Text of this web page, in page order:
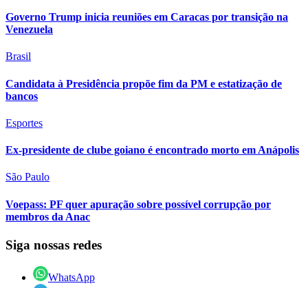
Governo Trump inicia reuniões em Caracas por transição na
Venezuela
Brasil
Candidata à Presidência propõe fim da PM e estatização de
bancos
Esportes
Ex-presidente de clube goiano é encontrado morto em Anápolis
São Paulo
Voepass: PF quer apuração sobre possível corrupção por
membros da Anac
Siga nossas redes
WhatsApp